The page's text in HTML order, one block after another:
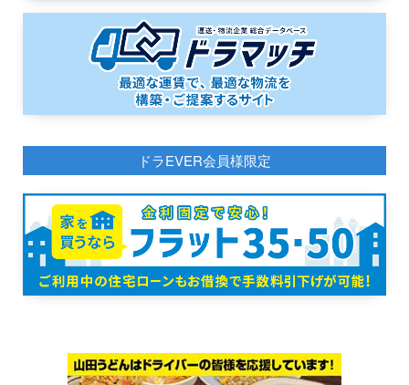
ドラEVER会員様限定